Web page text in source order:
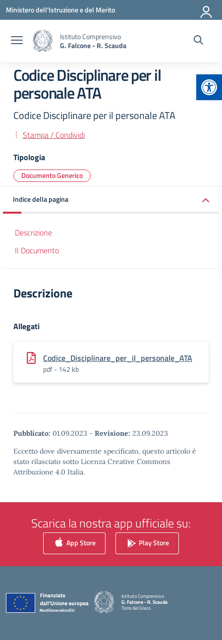
Vai ai contenuti
Vai al menu di navigazione
Vai al footer
Ministero dell'Istruzione e del Merito
Istituto Comprensivo
G. Falcone - R. Scauda
Codice Disciplinare per il
personale ATA
Codice Disciplinare per il personale ATA
Stampa / Condividi
Tipologia
Documento Generico
Indice della pagina
Descrizione
Il Documento
Descrizione
Allegati
Codice_Disciplinare_per_il_personale_ATA
pdf - 142 kb
Pubblicato: 01.09.2023 - Revisione: 23.09.2023
Eccetto dove diversamente specificato, questo articolo è
stato rilasciato sotto Licenza Creative Commons
Attribuzione 4.0 Italia.
Scarica la nostra app ufficiale su:
App Store Play Store
Istituto Comprensivo
G. Falcone - R. Scauda
Torre del Greco